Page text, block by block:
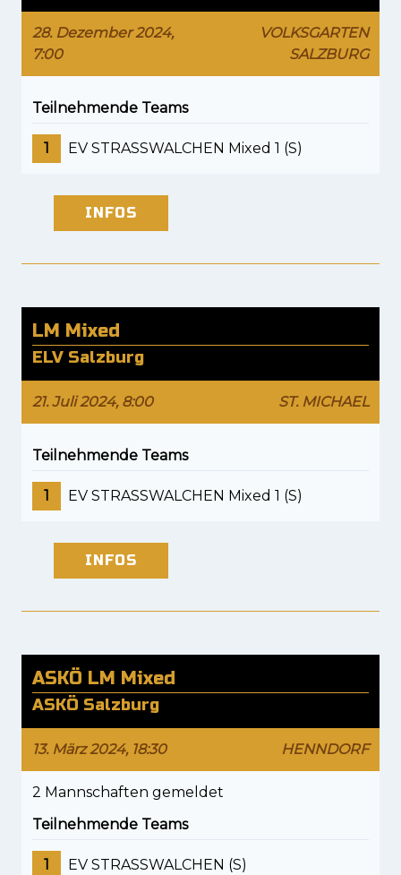
28. Dezember 2024,
7:00
VOLKSGARTEN
SALZBURG
Teilnehmende Teams
1 EV STRASSWALCHEN Mixed 1 (S)
INFOS
LM Mixed
ELV Salzburg
21. Juli 2024, 8:00 ST. MICHAEL
Teilnehmende Teams
1 EV STRASSWALCHEN Mixed 1 (S)
INFOS
ASKÖ LM Mixed
ASKÖ Salzburg
13. März 2024, 18:30 HENNDORF
2 Mannschaften gemeldet
Teilnehmende Teams
1 EV STRASSWALCHEN (S)